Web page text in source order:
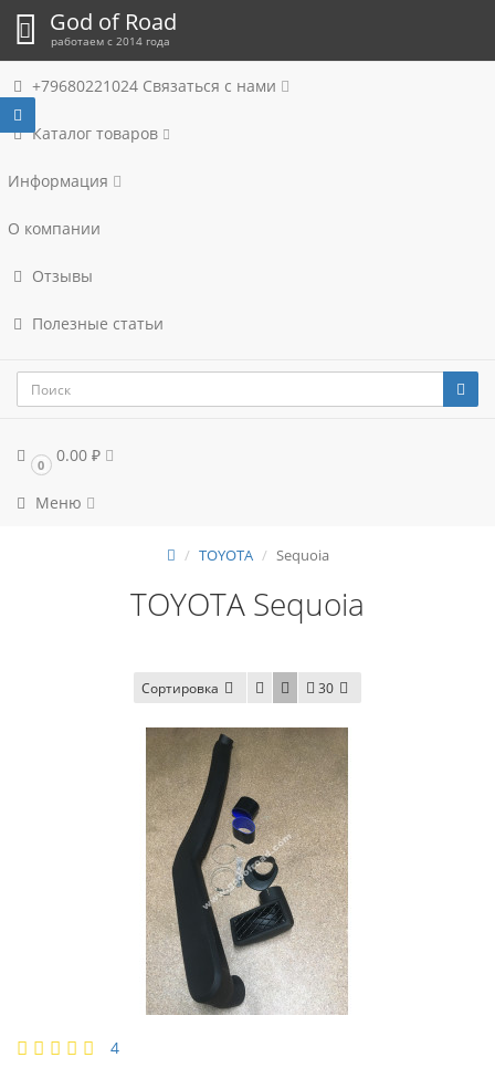
God of Road
работаем с 2014 года
+79680221024 Связаться с нами
Каталог товаров
Информация
О компании
Отзывы
Полезные статьи
0 0.00 ₽
Меню
TOYOTA Sequoia
TOYOTA Sequoia
Сортировка 30
4